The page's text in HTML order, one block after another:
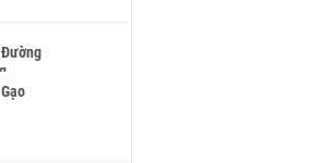
Đường
Gạo